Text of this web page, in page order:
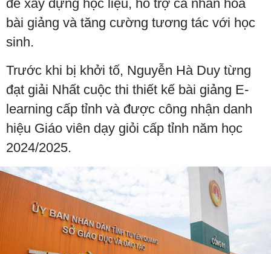
để xây dựng học liệu, hỗ trợ cá nhân hóa
bài giảng và tăng cường tương tác với học
sinh.
Trước khi bị khởi tố, Nguyễn Hà Duy từng
đạt giải Nhất cuộc thi thiết kế bài giảng E-
learning cấp tỉnh và được công nhận danh
hiệu Giáo viên dạy giỏi cấp tỉnh năm học
2024/2025.